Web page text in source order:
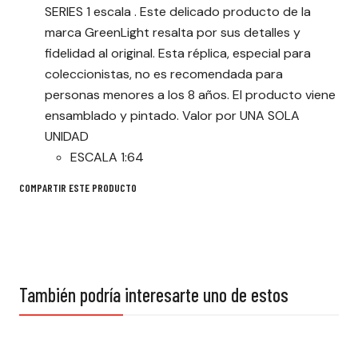
SERIES 1 escala . Este delicado producto de la
marca GreenLight resalta por sus detalles y
fidelidad al original. Esta réplica, especial para
coleccionistas, no es recomendada para
personas menores a los 8 años. El producto viene
ensamblado y pintado. Valor por UNA SOLA
UNIDAD
ESCALA 1:64
COMPARTIR ESTE PRODUCTO
También podría interesarte uno de estos